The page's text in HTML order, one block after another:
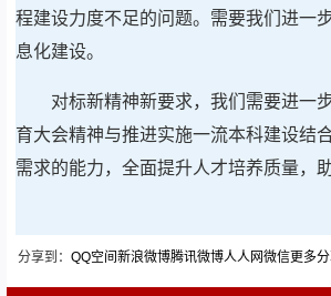
程建设力度不足的问题。需要我们进一
息化建设。
对标新精神新要求，我们需要进一
育大会精神与推进实施一流本科建设结
需求的能力，全面提升人才培养质量，助
分享到： QQ空间 新浪微博腾讯微博人人网微信更多